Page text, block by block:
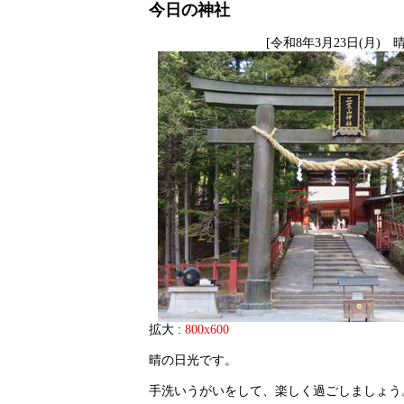
今日の神社
[令和8年3月23日(月)
拡大 : 800x600
晴の日光です。
手洗いうがいをして、楽しく過ごしましょう